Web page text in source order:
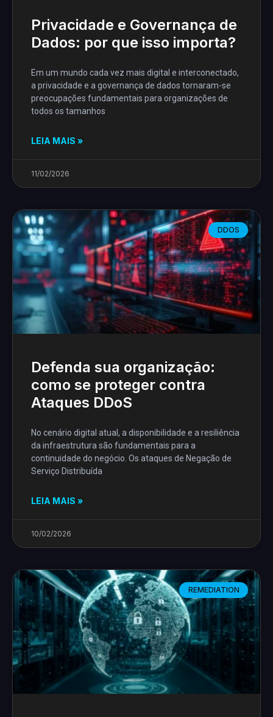
Privacidade e Governança de
Dados: por que isso importa?
Em um mundo cada vez mais digital e interconectado,
a privacidade e a governança de dados tornaram-se
preocupações fundamentais para organizações de
todos os tamanhos
LEIA MAIS »
11/02/2026
DDOS
Defenda sua organização:
como se proteger contra
Ataques DDoS
No cenário digital atual, a disponibilidade e a resiliência
da infraestrutura são fundamentais para a
continuidade do negócio. Os ataques de Negação de
Serviço Distribuída
LEIA MAIS »
10/02/2026
REMEDIATION